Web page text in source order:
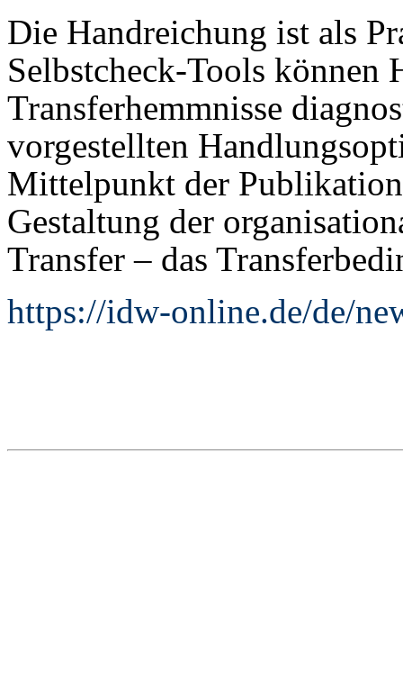
Die Handreichung ist als
Selbstcheck-Tools können
Transferhemmnisse
vorgestellten
Mittelpunkt der
Gestaltung der
Transfer – das
https://idw-online.de/de/